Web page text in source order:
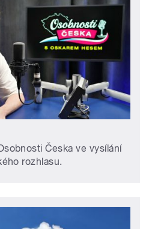
Česka ve vysílání
rozhlasu.